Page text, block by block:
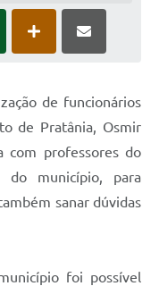
de funcionários
de Pratânia, Osmir
com professores do
do município, para
sanar dúvidas
foi possível